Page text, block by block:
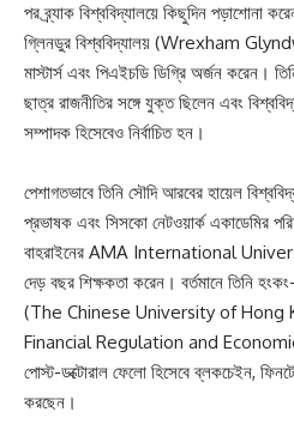
পর ব্র্যাক বিশ্ববিদ্যালয়ে কিছুদিন পড়াশোনা
গ্লিনডুর বিশ্ববিদ্যালয় (Wrexham
মাস্টার্স এবং পিএইচডি ডিগ্রি অর্জন করেন।
ছাত্র রাজনীতির সঙ্গে যুক্ত ছিলেন এবং
সম্পাদক হিসেবেও নির্বাচিত হন।
পেশাগতভাবে তিনি সৌদি আরবের হায়েল
প্রভাষক এবং সিসকো নেটওয়ার্ক একাডেমির
বাহরাইনের AMA International
দেড় বছর শিক্ষকতা করেন। বর্তমানে তিনি
(The Chinese University of Hong
Financial Regulation and
পোস্ট-ডক্টোরাল ফেলো হিসেবে ব্লকচেইন,
করছেন।